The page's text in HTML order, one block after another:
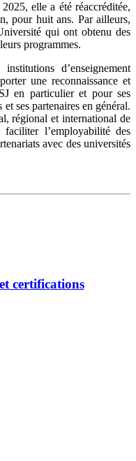
elle a été réaccréditée,
pour huit ans. Par ailleurs,
qui ont obtenu des
programmes.
d’enseignement
une reconnaissance et
en particulier et pour ses
ses partenaires en général.
régional et international de
l’employabilité des
avec des universités
certifications